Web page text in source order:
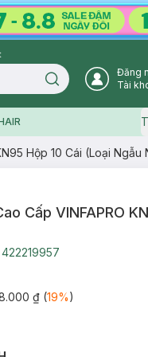
Search icon
Đăng
Tài
Hộp 10 Cái (Loại Ngẫu
Cấp VINFAPRO
422219957
₫(19%)